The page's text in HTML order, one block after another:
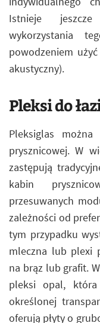
Istnieje
wykorzystania
powodzeniem
akustyczny).
Pleksi do
Pleksiglas
prysznicowej. W
zastępują
kabin
przesuwanych
zależności od
tym przypadku
mleczna lub plexi
na brąz lub grafit.
pleksi opal,
określonej
oferują płyty o